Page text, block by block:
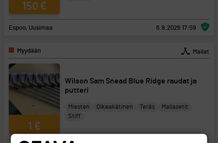
150 €
Espoo, Uusimaa 6.8.2026 17:59
Myydään Mailat
1 €
Wilson Sam Snead Blue Ridge raudat ja
putteri
Miesten Oikeakätinen Teräs
Mailasetit
Stiff